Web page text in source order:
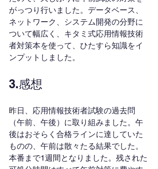
がっつり行いました。データベース、
ネットワーク、システム開発の分野に
ついて幅広く、キタミ式応用情報技術
者対策本を使って、ひたすら知識をイ
ンプットしました。
3.感想
昨日、応用情報技術者試験の過去問
（午前、午後）に取り組みました。午
後はおそらく合格ラインに達していた
ものの、午前は散々たる結果でした。
本番まで1週間となりました。残された